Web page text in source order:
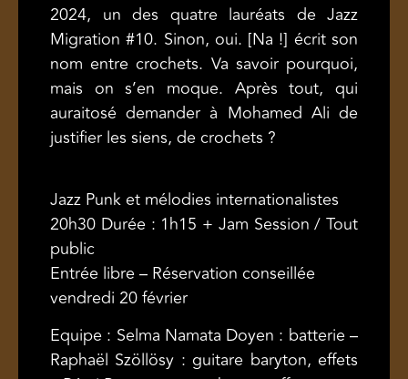
2024, un des quatre lauréats de Jazz
Migration #10. Sinon, oui. [Na !] écrit son
nom entre crochets. Va savoir pourquoi,
mais on s’en moque. Après tout, qui
auraitosé demander à Mohamed Ali de
justifier les siens, de crochets ?
Jazz Punk et mélodies internationalistes
20h30 Durée : 1h15 + Jam Session / Tout
public
Entrée libre – Réservation conseillée
vendredi 20 février
Equipe : Selma Namata Doyen : batterie –
Raphaël Szöllösy : guitare baryton, effets